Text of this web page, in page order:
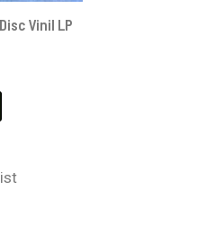
Vinil LP